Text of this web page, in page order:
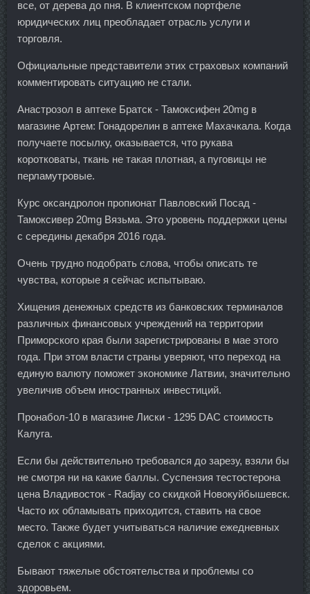
все, от дерева до пня. В клиентском портфеле
юридических лиц преобладает отрасль услуги и
торговля.
Официальные представители этих страховых компаний
комментировать ситуацию не стали.
Анастрозол в аптеке Братск - Тамоксифен 20mg в
магазине Артем: Гонадорелин в аптеке Махачкала. Когда
получаете посылку, оказывается, что рукава
коротковаты, ткань не такая плотная, а пуговицы не
перламутровые.
Курс оксандролон пропионат Павловский Посад -
Тамоксивер 20mg Вязьма. Это уровень поддержки цены
с середины декабря 2016 года.
Очень трудно подобрать слова, чтобы описать те
чувства, которые я сейчас испытываю.
Хищения денежных средств из банковских терминалов
различных финансовых учреждений на территории
Приморского края были зарегистрированы в мае этого
года. При этом власти страны уверяют, что переход на
единую валюту поможет экономике Латвии, значительно
увеличив объем иностранных инвестиций.
Пронабол-10 в магазине Лиски - 1295 DAC стоимость
Калуга.
Если бы действительно требовался до зарезу, взяли бы
не смотря ни на какие баллы. Суспензия тестостерона
цена Владивосток - Radjay со скидкой Новокуйбышевск.
Часто их обламывать приходится, ставить на свое
место. Также будет учитываться наличие ежедневных
сделок с акциями.
Бывают тяжелые обстоятельства и проблемы со
здоровьем.